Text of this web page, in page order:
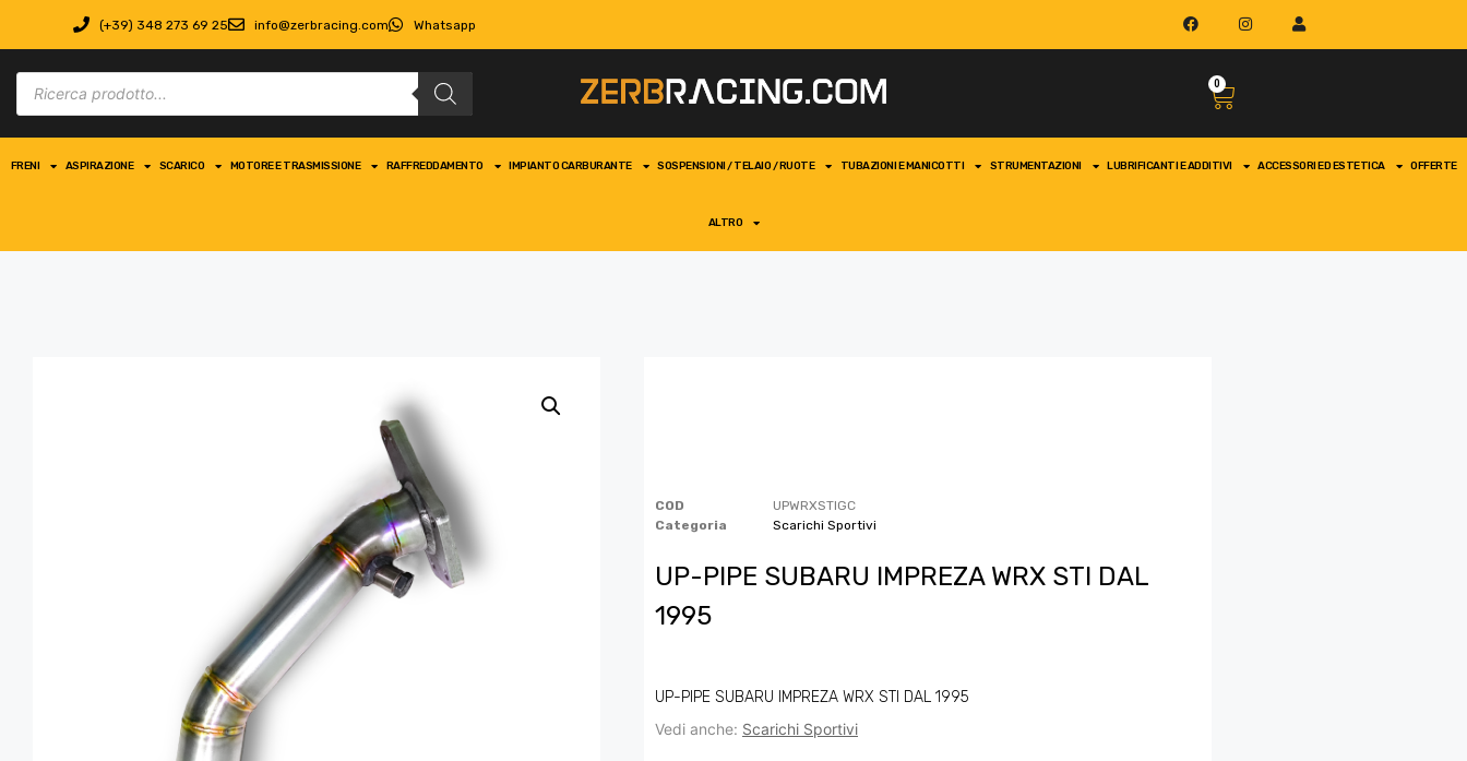
(+39) 348 273 69 25 info@zerbracing.com Whatsapp
0
FRENI ASPIRAZIONE SCARICO MOTORE E TRASMISSIONE RAFFREDDAMENTO IMPIANTO CARBURANTE SOSPENSIONI / TELAIO / RUOTE TUBAZIONI E MANICOTTI STRUMENTAZIONI LUBRIFICANTI E ADDITIVI ACCESSORI ED ESTETICA OFFERTE
ALTRO
COD
UPWRXSTIGC
Categoria
Scarichi Sportivi
UP-PIPE SUBARU IMPREZA WRX STI DAL
1995
UP-PIPE SUBARU IMPREZA WRX STI DAL 1995
Vedi anche: Scarichi Sportivi